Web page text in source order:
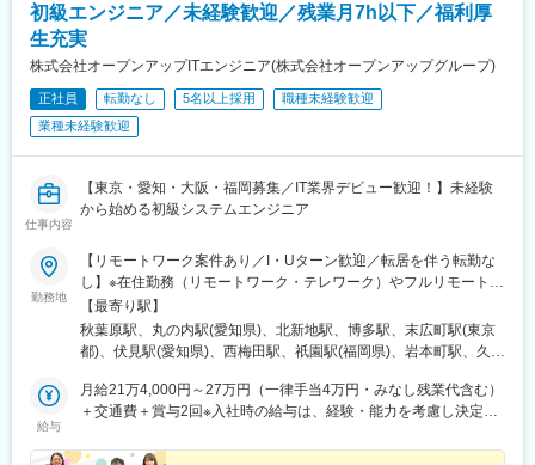
初級エンジニア／未経験歓迎／残業月7h以下／福利厚
生充実
株式会社オープンアップITエンジニア(株式会社オープンアップグループ)
正社員 転勤なし 5名以上採用
職種未経験歓迎
業種未経験歓迎
仕事内容
【東京・愛知・大阪・福岡募集／IT業界デビュー歓迎！】未経験
から始める初級システムエンジニア
勤務地
【リモートワーク案件あり／I・Uターン歓迎／転居を伴う転勤な
し】※在住勤務（リモートワーク・テレワーク）やフルリモート案
件もあります。（配属先による）東京・愛知・大阪・福岡の4拠点
で募集中。ご希望の勤務地を選んでご応募いただけます。◎本社
東京都千代田区神田練塀町300 住友不動産秋葉原駅前ビル6F┗
愛知県名古屋市中区錦2-3-4 名古屋錦フロントタワー5F┗ 地下
鉄桜通線・鶴舞線「丸の内駅」より徒歩1分◎大阪支店大阪府大阪
り徒歩3分◎福岡営業所福岡県福岡市博多区博多駅前2-2-1 福岡
【最寄り駅】
秋葉原駅、丸の内駅(愛知県)、北新地駅、博多駅、末広町駅(東京
都)、伏見駅(愛知県)、西梅田駅、祇園駅(福岡県)、岩本町駅、久屋
給与
月給21万4,000円～27万円（一律手当4万円・みなし残業代含む）
＋交通費＋賞与2回※入社時の給与は、経験・能力を考慮し決定。
円～12,187円）。残業6時間を超える場合は超過分を追加で支